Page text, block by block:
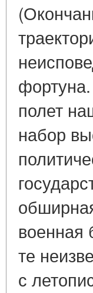
полет
набор
военная
те
с